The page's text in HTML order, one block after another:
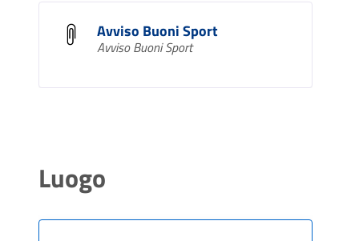
Avviso Buoni Sport
Avviso Buoni Sport
Luogo